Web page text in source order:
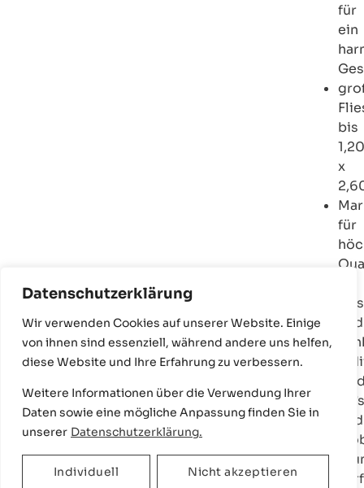
Datenschutzerklärung
Wir verwenden Cookies auf unserer Website. Einige
von ihnen sind essenziell, während andere uns helfen,
diese Website und Ihre Erfahrung zu verbessern.
Weitere Informationen über die Verwendung Ihrer
Daten sowie eine mögliche Anpassung finden Sie in
unserer Datenschutzerklärung.
Individuell Nicht akzeptieren
für
ein
bis
1,20
x
für
und
on’s
und